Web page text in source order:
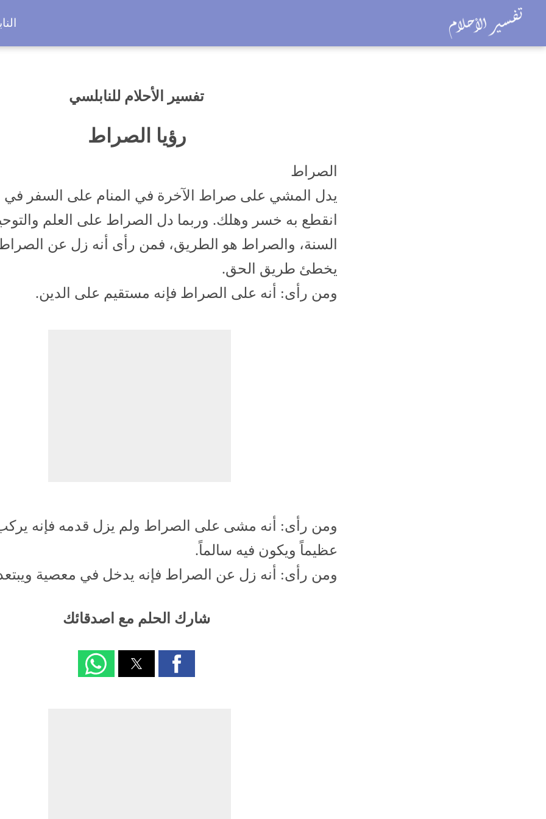
تفسير الأحلام للنابلسي
رؤيا الصراط
الصراط
يدل المشي على صراط الآخرة في المنام على السفر في
انقطع به خسر وهلك. وربما دل الصراط على العلم
السنة، والصراط هو الطريق، فمن رأى أنه زل عن
يخطئ طريق الحق.
ومن رأى: أنه على الصراط فإنه مستقيم على الدين.
ومن رأى: أنه مشى على الصراط ولم يزل قدمه فإنه يركب
عظيماً ويكون فيه سالماً.
ومن رأى: أنه زل عن الصراط فإنه يدخل في معصية
شارك الحلم مع اصدقائك